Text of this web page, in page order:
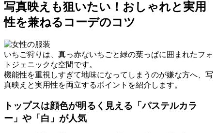
写真映えも狙いたい！おしゃれと実用
性を兼ねるコーデのコツ
いちご狩りは、真っ赤ないちごと緑の葉っぱに囲まれたフォ
トジェニックな空間です。
機能性を重視しすぎて地味になってしまうのが嫌な方へ、写
真映えと実用性を両立するポイントを紹介します。
トップスは顔色が明るく見える「パステルカラ
ー」や「白」が人気